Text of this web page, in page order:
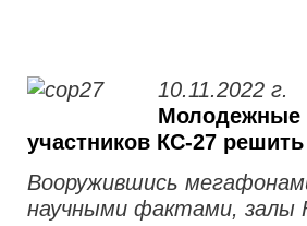
10.11.2022 г.
Молодежные
участников КС-27
Вооружившись
научными фактами, залы